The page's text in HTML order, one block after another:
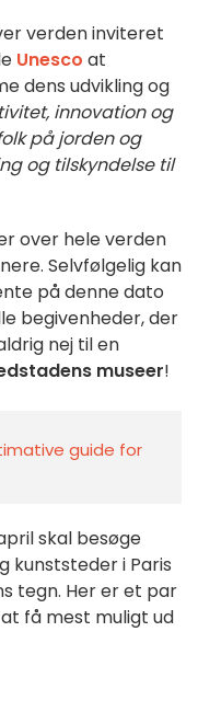
verden inviteret
Unesco at
dens udvikling og
innovation og
på jorden og
og tilskyndelse til
over hele verden
Selvfølgelig kan
på denne dato
begivenheder, der
nej til en
museer!
guide for
skal besøge
kunststeder i Paris
tegn. Her er et par
få mest muligt ud